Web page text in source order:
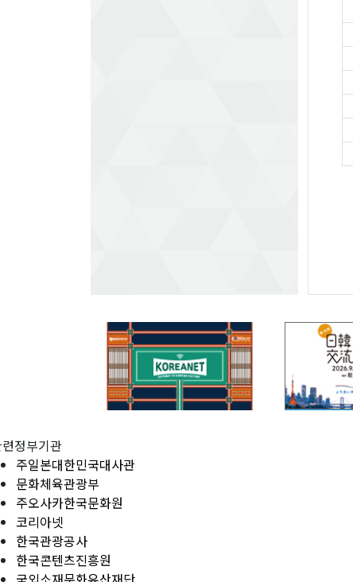
정부기관
주일본대한민국대사관
문화체육관광부
주오사카한국문화원
코리아넷
한국관광공사
한국콘텐츠진흥원